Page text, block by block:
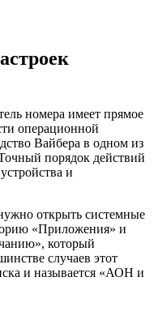
номера имеет прямое
операционной
Вайбера в одном из
порядок действий
и
открыть системные
«Приложения» и
который
случаев этот
и называется «АОН и